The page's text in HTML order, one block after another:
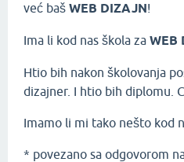
već baš WEB DIZAJN!
Ima li kod nas škola za WEB
Htio bih nakon školovanja
dizajner. I htio bih diplomu.
Imamo li mi tako nešto kod
* povezano sa odgovorom